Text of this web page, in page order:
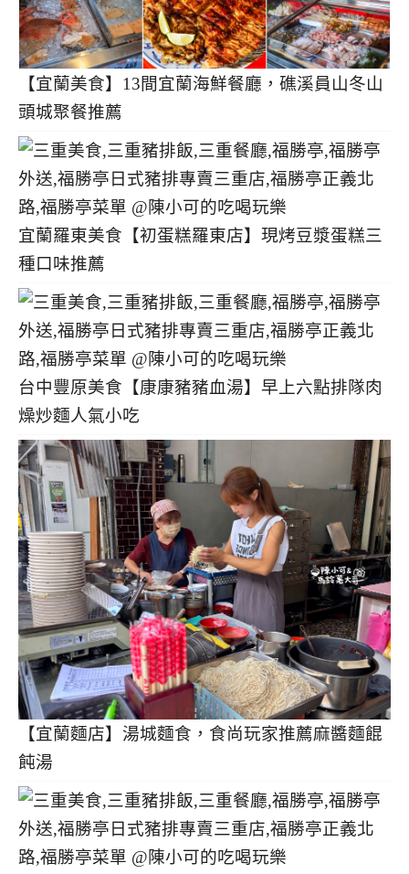
【宜蘭美食】13間宜蘭海鮮餐廳，礁溪員山冬山
頭城聚餐推薦
宜蘭羅東美食【初蛋糕羅東店】現烤豆漿蛋糕三
種口味推薦
台中豐原美食【康康豬豬血湯】早上六點排隊肉
燥炒麵人氣小吃
【宜蘭麵店】湯城麵食，食尚玩家推薦麻醬麵餛
飩湯